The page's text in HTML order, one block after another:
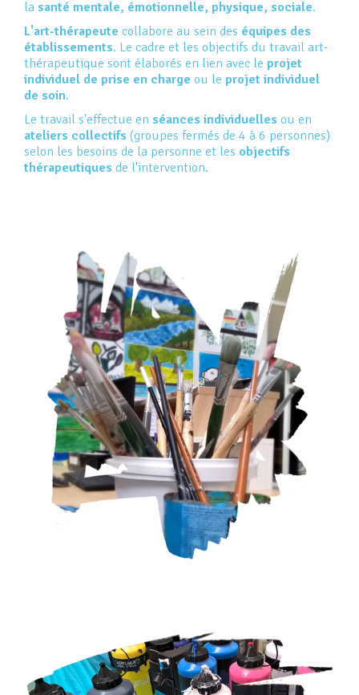
la santé mentale, émotionnelle, physique, sociale.
L'art-thérapeute collabore au sein des équipes des
établissements. Le cadre et les objectifs du travail art-
thérapeutique sont élaborés en lien avec le projet
individuel de prise en charge ou le projet individuel
de soin.
Le travail s'effectue en séances individuelles ou en
ateliers collectifs (groupes fermés de 4 à 6 personnes)
selon les besoins de la personne et les objectifs
thérapeutiques de l'intervention.